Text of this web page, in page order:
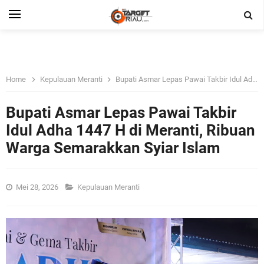
Home Kepulauan Meranti Bupati Asmar Lepas Pawai Takbir Idul Adha 1447 H di Meranti, Ribuan Warga Semarakkan Syiar Islam
Bupati Asmar Lepas Pawai Takbir
Idul Adha 1447 H di Meranti, Ribuan
Warga Semarakkan Syiar Islam
Mei 28, 2026 Kepulauan Meranti